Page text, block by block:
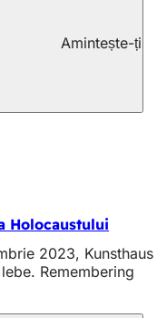
Amintește-ți
Holocaustului
2023, Kunsthaus
Remembering